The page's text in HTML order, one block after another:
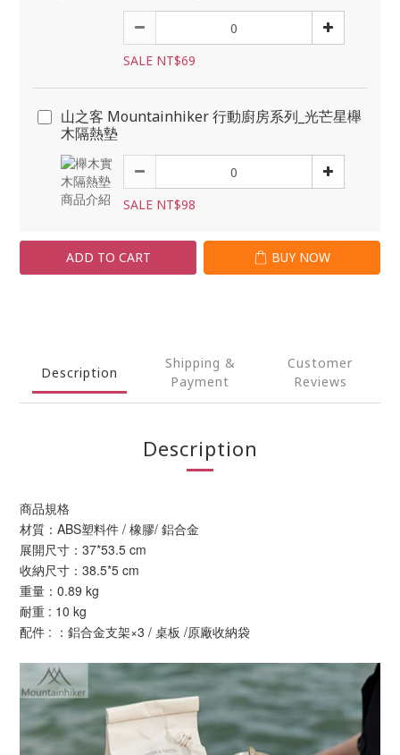
SALE NT$69
山之客 Mountainhiker 行動廚房系列_光芒星櫸
木隔熱墊
SALE NT$98
ADD TO CART BUY NOW
Description
Shipping &
Payment
Customer
Reviews
Description
商品規格
材質：ABS塑料件 / 橡膠/ 鋁合金
展開尺寸：37*53.5 cm
收納尺寸：38.5*5 cm
重量：0.89 kg
耐重 : 10 kg
配件 : ：鋁合金支架×3 / 桌板 /原廠收納袋